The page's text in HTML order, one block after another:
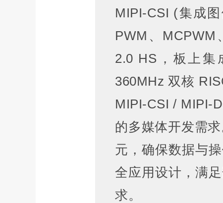
MIPI-CSI (集成
PWM、
2.0 HS，板上集
360MHz 双核
MIPI-CSI / MIPI-
的多媒体开发需
元，确保数据与
全应用设计，满
求。